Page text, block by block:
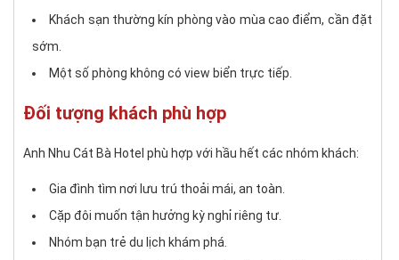
Khách sạn thường kín phòng vào mùa cao điểm, cần đặt
sớm.
Một số phòng không có view biển trực tiếp.
Đối tượng khách phù hợp
Anh Nhu Cát Bà Hotel phù hợp với hầu hết các nhóm khách:
Gia đình tìm nơi lưu trú thoải mái, an toàn.
Cặp đôi muốn tận hưởng kỳ nghỉ riêng tư.
Nhóm bạn trẻ du lịch khám phá.